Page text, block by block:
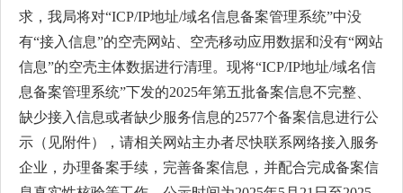
求，我局将对“ICP/IP地址/域名信息备案管理系统”中没
有“接入信息”的空壳网站、空壳移动应用数据和没有“网站
信息”的空壳主体数据进行清理。现将“ICP/IP地址/域名信
息备案管理系统”下发的2025年第五批备案信息不完整、
缺少接入信息或者缺少服务信息的2577个备案信息进行公
示（见附件），请相关网站主办者尽快联系网络接入服务
企业，办理备案手续，完善备案信息，并配合完成备案信